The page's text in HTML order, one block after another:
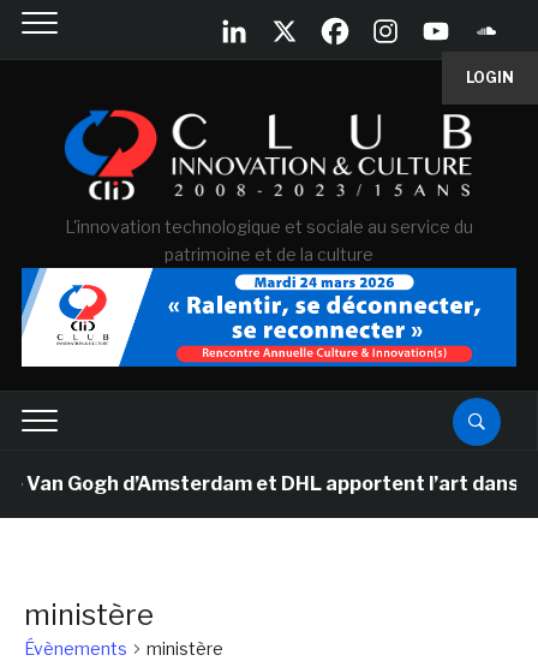
LOGIN
L'innovation technologique et sociale au service du
patrimoine et de la culture
Van Gogh d’Amsterdam et DHL apportent l’art dans
ministère
Évènements ministère